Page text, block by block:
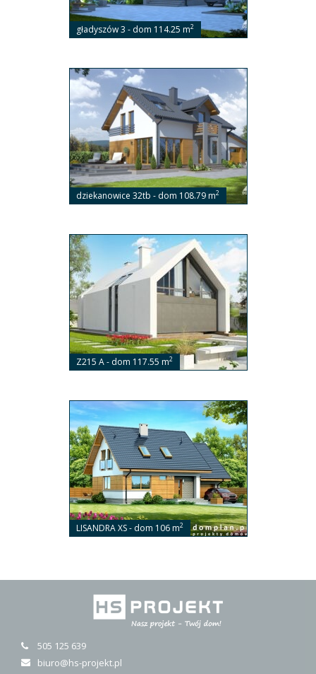
gładyszów 3 - dom 114.25 m2
dziekanowice 32tb - dom 108.79 m2
Z215 A - dom 117.55 m2
LISANDRA XS - dom 106 m2
505 125 639
biuro@hs-projekt.pl